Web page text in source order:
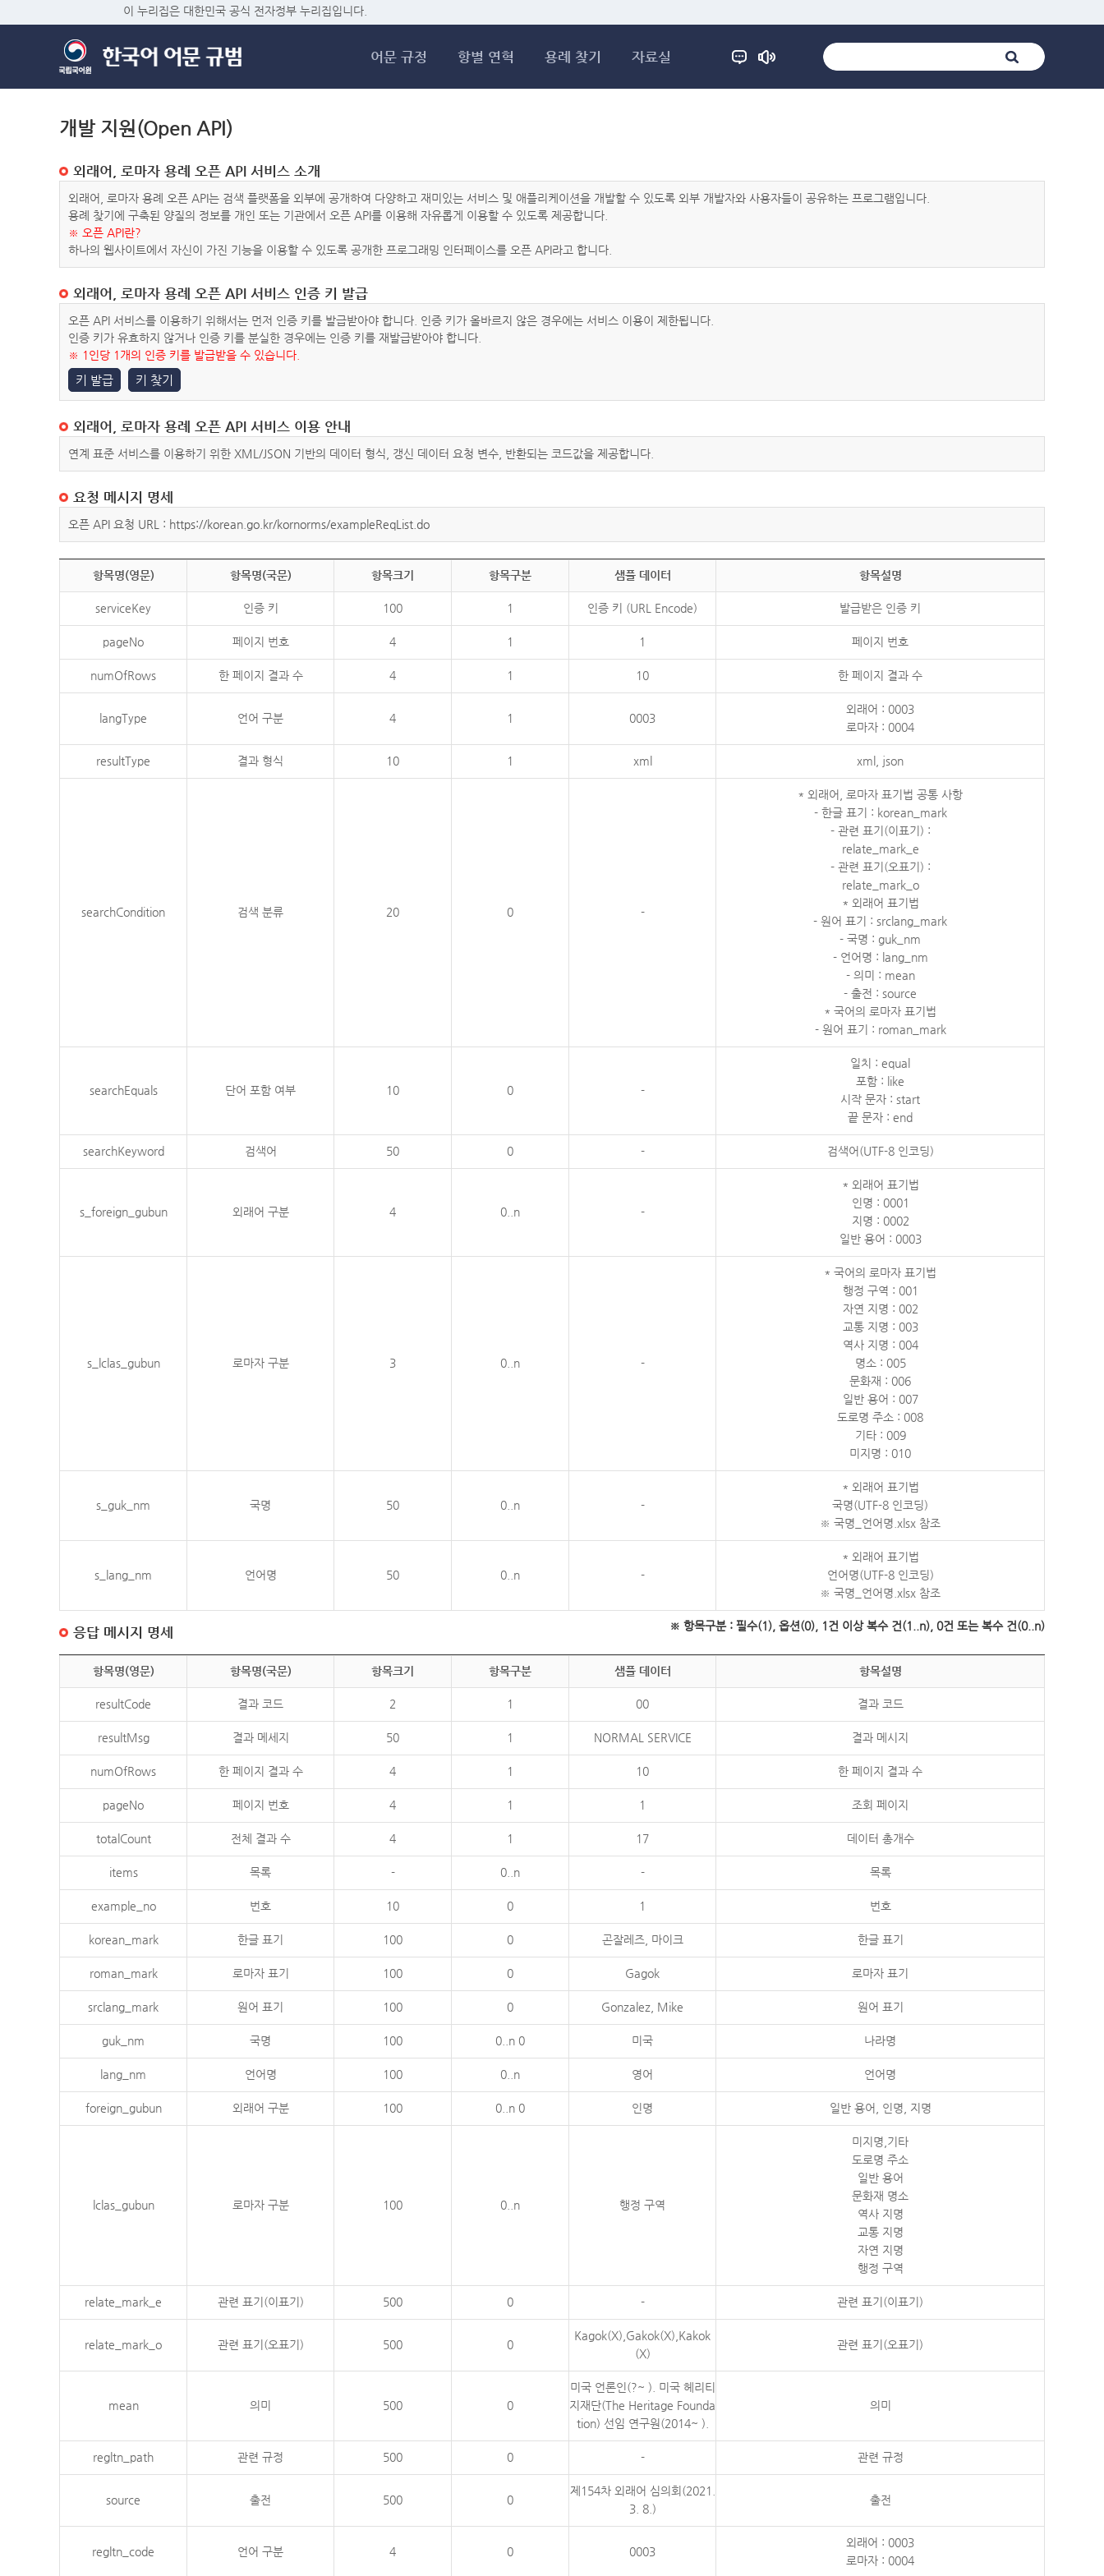
이 누리집은 대한민국 공식 전자정부 누리집입니다.
어문 규정 항별 연혁 용례 찾기 자료실
개발 지원(Open API)
외래어, 로마자 용례 오픈 API 서비스 소개
외래어, 로마자 용례 오픈 API는 검색 플랫폼을 외부에 공개하여 다양하고 재미있는 서비스 및 애플리케이션을 개발할 수 있도록 외부 개발자와 사용자들이 공유하는 프로그램입니다.
용례 찾기에 구축된 양질의 정보를 개인 또는 기관에서 오픈 API를 이용해 자유롭게 이용할 수 있도록 제공합니다.
※ 오픈 API란?
하나의 웹사이트에서 자신이 가진 기능을 이용할 수 있도록 공개한 프로그래밍 인터페이스를 오픈 API라고 합니다.
외래어, 로마자 용례 오픈 API 서비스 인증 키 발급
오픈 API 서비스를 이용하기 위해서는 먼저 인증 키를 발급받아야 합니다. 인증 키가 올바르지 않은 경우에는 서비스 이용이 제한됩니다.
인증 키가 유효하지 않거나 인증 키를 분실한 경우에는 인증 키를 재발급받아야 합니다.
※ 1인당 1개의 인증 키를 발급받을 수 있습니다.
키 발급 키 찾기
외래어, 로마자 용례 오픈 API 서비스 이용 안내
연계 표준 서비스를 이용하기 위한 XML/JSON 기반의 데이터 형식, 갱신 데이터 요청 변수, 반환되는 코드값을 제공합니다.
요청 메시지 명세
오픈 API 요청 URL : https://korean.go.kr/kornorms/exampleReqList.do
항목명(영문) 항목명(국문) 항목크기 항목구분 샘플 데이터 항목설명
serviceKey 인증 키 100 1 인증 키 (URL Encode) 발급받은 인증 키
pageNo 페이지 번호 4 1 1 페이지 번호
numOfRows 한 페이지 결과 수 4 1 10 한 페이지 결과 수
langType 언어 구분 4 1 0003
외래어 : 0003
로마자 : 0004
resultType 결과 형식 10 1 xml xml, json
searchCondition 검색 분류 20 0 -
* 외래어, 로마자 표기법 공통 사항
- 한글 표기 : korean_mark
- 관련 표기(이표기) :
relate_mark_e
- 관련 표기(오표기) :
relate_mark_o
* 외래어 표기법
- 원어 표기 : srclang_mark
- 국명 : guk_nm
- 언어명 : lang_nm
- 의미 : mean
- 출전 : source
* 국어의 로마자 표기법
- 원어 표기 : roman_mark
searchEquals 단어 포함 여부 10 0 -
일치 : equal
포함 : like
시작 문자 : start
끝 문자 : end
searchKeyword 검색어 50 0 - 검색어(UTF-8 인코딩)
s_foreign_gubun 외래어 구분 4 0..n -
* 외래어 표기법
인명 : 0001
지명 : 0002
일반 용어 : 0003
s_lclas_gubun 로마자 구분 3 0..n -
* 국어의 로마자 표기법
행정 구역 : 001
자연 지명 : 002
교통 지명 : 003
역사 지명 : 004
명소 : 005
문화재 : 006
일반 용어 : 007
도로명 주소 : 008
기타 : 009
미지명 : 010
s_guk_nm 국명 50 0..n -
* 외래어 표기법
국명(UTF-8 인코딩)
※ 국명_언어명.xlsx 참조
s_lang_nm 언어명 50 0..n -
* 외래어 표기법
언어명(UTF-8 인코딩)
※ 국명_언어명.xlsx 참조
※ 항목구분 : 필수(1), 옵션(0), 1건 이상 복수 건(1..n), 0건 또는 복수 건(0..n)
응답 메시지 명세
항목명(영문) 항목명(국문) 항목크기 항목구분 샘플 데이터 항목설명
resultCode 결과 코드 2 1 00 결과 코드
resultMsg 결과 메세지 50 1 NORMAL SERVICE 결과 메시지
numOfRows 한 페이지 결과 수 4 1 10 한 페이지 결과 수
pageNo 페이지 번호 4 1 1 조회 페이지
totalCount 전체 결과 수 4 1 17 데이터 총개수
items 목록 - 0..n - 목록
example_no 번호 10 0 1 번호
korean_mark 한글 표기 100 0 곤잘레즈, 마이크 한글 표기
roman_mark 로마자 표기 100 0 Gagok 로마자 표기
srclang_mark 원어 표기 100 0 Gonzalez, Mike 원어 표기
guk_nm 국명 100 0..n 0 미국 나라명
lang_nm 언어명 100 0..n 영어 언어명
foreign_gubun 외래어 구분 100 0..n 0 인명 일반 용어, 인명, 지명
lclas_gubun 로마자 구분 100 0..n 행정 구역
미지명,기타
도로명 주소
일반 용어
문화재 명소
역사 지명
교통 지명
자연 지명
행정 구역
relate_mark_e 관련 표기(이표기) 500 0 - 관련 표기(이표기)
relate_mark_o 관련 표기(오표기) 500 0
Kagok(X),Gakok(X),Kakok
(X)
관련 표기(오표기)
mean 의미 500 0
미국 언론인(?~ ). 미국 헤리티
지재단(The Heritage Founda
tion) 선임 연구원(2014~ ).
의미
regltn_path 관련 규정 500 0 - 관련 규정
source 출전 500 0
제154차 외래어 심의회(2021.
3. 8.)
출전
regltn_code 언어 구분 4 0 0003
외래어 : 0003
로마자 : 0004